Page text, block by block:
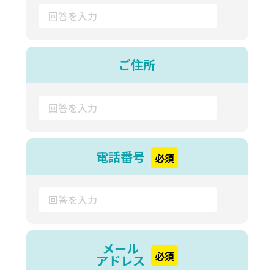
ご住所
電話番号 必須
メール
アドレス 必須